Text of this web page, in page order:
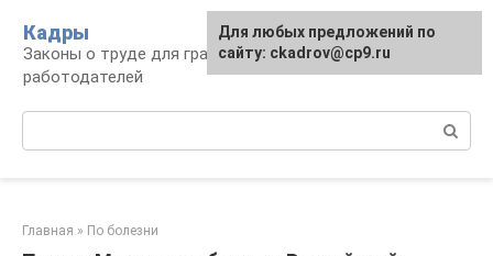
контенту
Кадры
Законы о труде для граждан и
работодателей
Главная » По болезни
Для любых предложений по
сайту: ckadrov@cp9.ru